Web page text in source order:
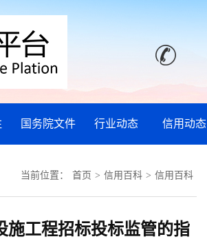
国务院文件 行业动态 信用动态
当前位置： 首页 > 信用百科 > 信用百科
施工程招标投标监管的指